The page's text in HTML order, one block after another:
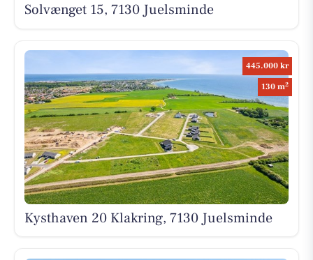
Solvænget 15, 7130 Juelsminde
445.000 kr
130 m2
Kysthaven 20 Klakring, 7130 Juelsminde